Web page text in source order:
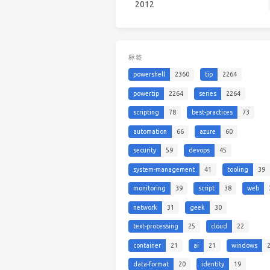
2012
标签
powershell 2360 tip 2264
powertip 2264 series 2264
scripting 78 best-practices 73
automation 66 azure 60
security 59 devops 45
system-management 41 tooling 39
monitoring 39 script 38 web
network 31 geek 30
text-processing 25 cloud 22
container 21 ai 21 windows
data-format 20 identity 19